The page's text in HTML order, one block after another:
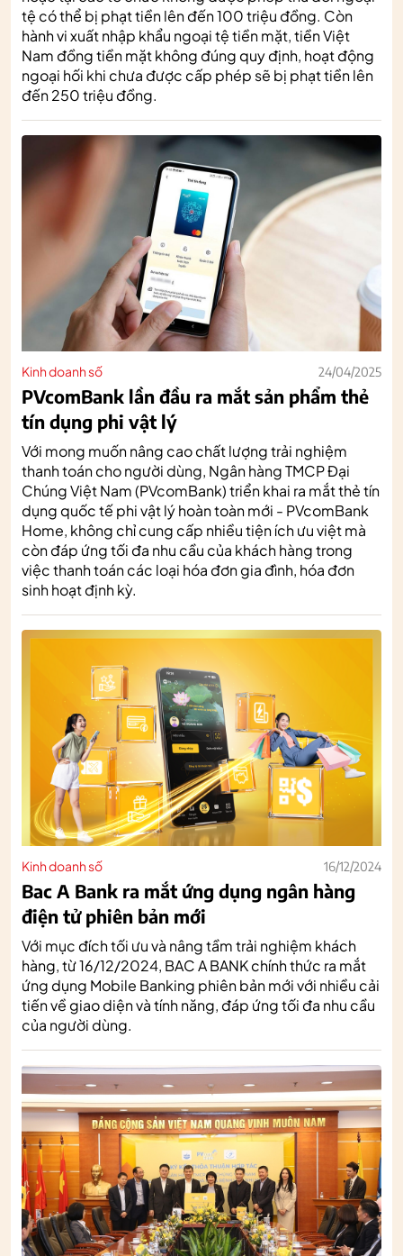
tệ có thể bị phạt tiền lên đến 100 triệu đồng. Còn
hành vi xuất nhập khẩu ngoại tệ tiền mặt, tiền Việt
Nam đồng tiền mặt không đúng quy định, hoạt động
ngoại hối khi chưa được cấp phép sẽ bị phạt tiền lên
đến 250 triệu đồng.
Kinh doanh số 24/04/2025
PVcomBank lần đầu ra mắt sản phẩm thẻ
tín dụng phi vật lý
Với mong muốn nâng cao chất lượng trải nghiệm
thanh toán cho người dùng, Ngân hàng TMCP Đại
Chúng Việt Nam (PVcomBank) triển khai ra mắt thẻ tín
dụng quốc tế phi vật lý hoàn toàn mới - PVcomBank
Home, không chỉ cung cấp nhiều tiện ích ưu việt mà
còn đáp ứng tối đa nhu cầu của khách hàng trong
việc thanh toán các loại hóa đơn gia đình, hóa đơn
sinh hoạt định kỳ.
Kinh doanh số 16/12/2024
Bac A Bank ra mắt ứng dụng ngân hàng
điện tử phiên bản mới
Với mục đích tối ưu và nâng tầm trải nghiệm khách
hàng, từ 16/12/2024, BAC A BANK chính thức ra mắt
ứng dụng Mobile Banking phiên bản mới với nhiều cải
tiến về giao diện và tính năng, đáp ứng tối đa nhu cầu
của người dùng.